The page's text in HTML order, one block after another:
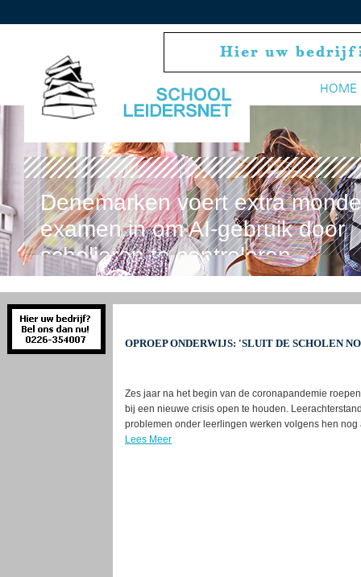
HOME
Denemarken voert extra
examen in om AI-gebruik door
scholieren te controleren
OPROEP ONDERWIJS: 'SLUIT DE SCHOLEN
Zes jaar na het begin van de coronapandemie
bij een nieuwe crisis open te houden.
problemen onder leerlingen werken volgens hen nog
Lees Meer